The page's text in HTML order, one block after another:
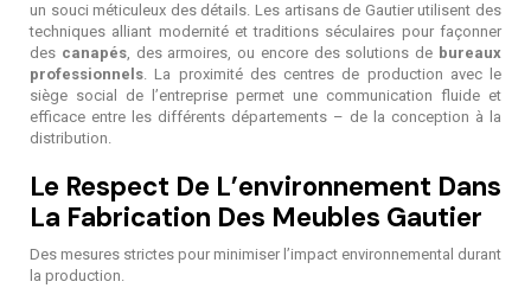
un souci méticuleux des détails. Les artisans de Gautier utilisent des
techniques alliant modernité et traditions séculaires pour façonner
des canapés, des armoires, ou encore des solutions de bureaux
professionnels. La proximité des centres de production avec le
siège social de l’entreprise permet une communication fluide et
efficace entre les différents départements – de la conception à la
distribution.
Le Respect De L’environnement Dans
La Fabrication Des Meubles Gautier
Des mesures strictes pour minimiser l’impact environnemental durant
la production.